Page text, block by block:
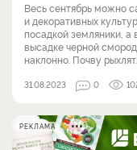
Весь сентябрь можно
и декоративных
посадкой земляники, а
высадке черной
наклонно. Почву
31.08.2023 0
РЕКЛАМА